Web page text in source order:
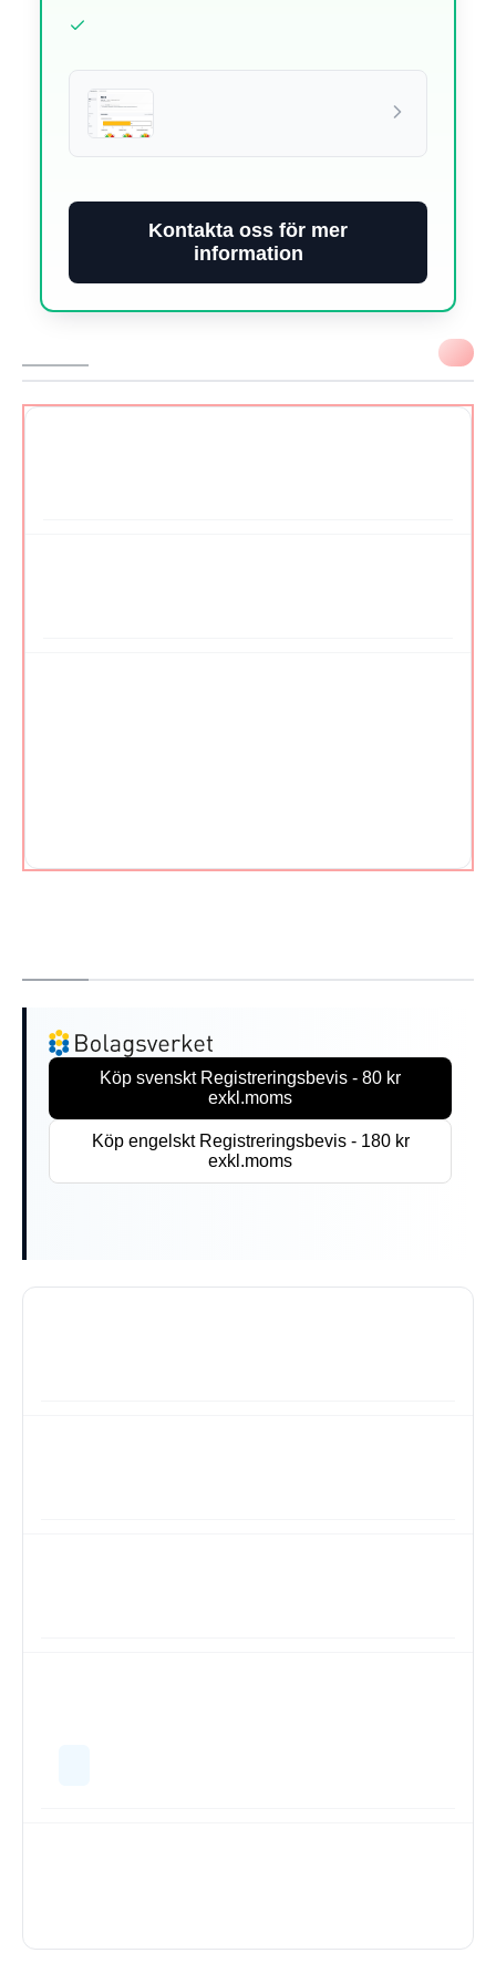
Kontakta oss för mer
information
Köp svenskt Registreringsbevis - 80 kr
exkl.moms
Köp engelskt Registreringsbevis - 180 kr
exkl.moms